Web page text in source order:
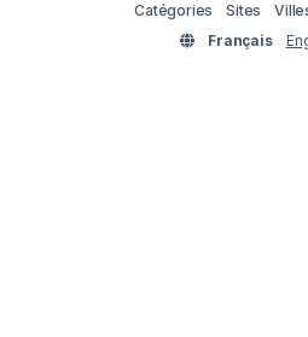
Catégories
Sites
Français